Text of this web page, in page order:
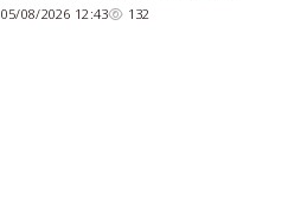
05/08/2026 12:43 132